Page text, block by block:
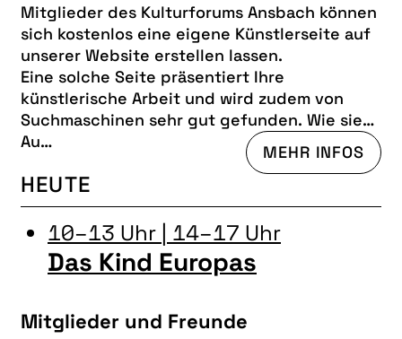
BILDENDE KUNST
FOTOGRUPPE
INTERKULTUR
JUNGE KUNSTSCHULE
LITERATUR
MUSIK
NATUR & STRUKTUR
ÜBER UNS
DER VEREIN
Mitglieder des Kulturforums Ansbach können
sich kostenlos eine eigene Künstlerseite auf
unserer Website erstellen lassen.
Eine solche Seite präsentiert Ihre
künstlerische Arbeit und wird zudem von
Suchmaschinen sehr gut gefunden. Wie sie
aussehen kann, zeigt die
Künstlerseite von
Au…
MEHR INFOS
HEUTE
10–13 Uhr | 14–17 Uhr
Das Kind Europas
Mitglieder und Freunde